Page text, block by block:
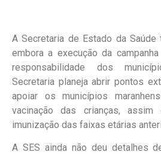
A Secretaria de Estado da Saúde
embora a execução da
responsabilidade dos
Secretaria planeja abrir pontos
apoiar os municípios
vacinação das crianças,
imunização das faixas etárias
A SES ainda não deu detalhes